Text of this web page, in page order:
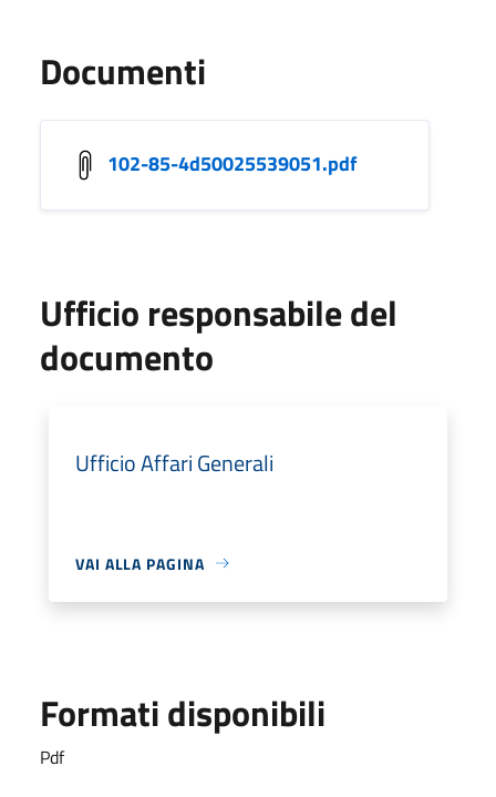
Documenti
102-85-4d50025539051.pdf
Ufficio responsabile del
documento
Ufficio Affari Generali
VAI ALLA PAGINA
Formati disponibili
Pdf